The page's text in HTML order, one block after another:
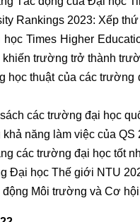
Rankings 2023: Xếp
Times Higher
khiến trường trở thành
học thuật của các
các trường đại học
năng làm việc của QS
các trường đại học tốt
Đại học Thế giới NTU
động Môi trường và Cơ